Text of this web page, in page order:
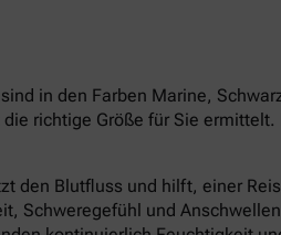
in den Farben Marine,
richtige Größe für Sie
den Blutfluss und hilft, einer
Schweregefühl und